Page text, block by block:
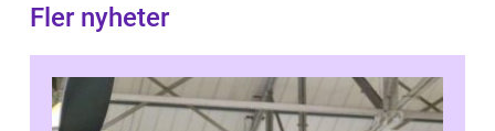
Fler nyheter